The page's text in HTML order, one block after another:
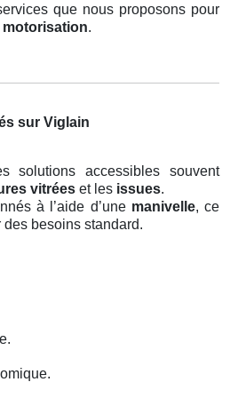
que nous proposons pour
motorisation.
sur Viglain
solutions accessibles souvent
vitrées et les issues.
à l’aide d’une manivelle, ce
besoins standard.